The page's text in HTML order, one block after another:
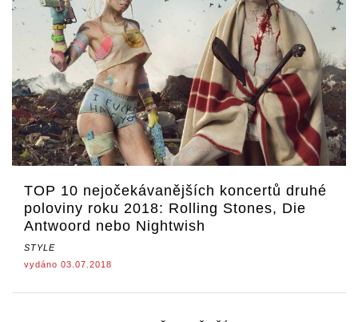
TOP 10 nejočekávanějších koncertů druhé
poloviny roku 2018: Rolling Stones, Die
Antwoord nebo Nightwish
STYLE
vydáno 03.07.2018